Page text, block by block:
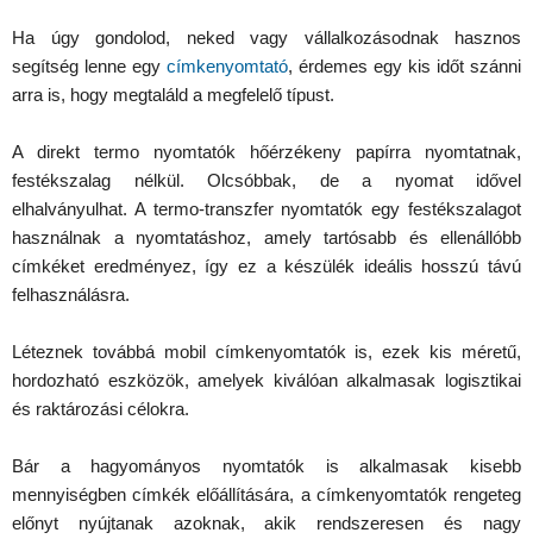
Ha úgy gondolod, neked vagy vállalkozásodnak hasznos
segítség lenne egy címkenyomtató, érdemes egy kis időt szánni
arra is, hogy megtaláld a megfelelő típust.
A direkt termo nyomtatók hőérzékeny papírra nyomtatnak,
festékszalag nélkül. Olcsóbbak, de a nyomat idővel
elhalványulhat. A termo-transzfer nyomtatók egy festékszalagot
használnak a nyomtatáshoz, amely tartósabb és ellenállóbb
címkéket eredményez, így ez a készülék ideális hosszú távú
felhasználásra.
Léteznek továbbá mobil címkenyomtatók is, ezek kis méretű,
hordozható eszközök, amelyek kiválóan alkalmasak logisztikai
és raktározási célokra.
Bár a hagyományos nyomtatók is alkalmasak kisebb
mennyiségben címkék előállítására, a címkenyomtatók rengeteg
előnyt nyújtanak azoknak, akik rendszeresen és nagy